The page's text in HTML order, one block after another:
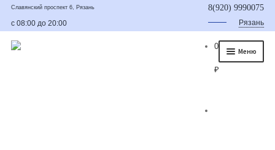
Славянский проспект 6, Рязань
с 08:00 до 20:00
8(920) 9990075
Рязань
Меню
0
₽